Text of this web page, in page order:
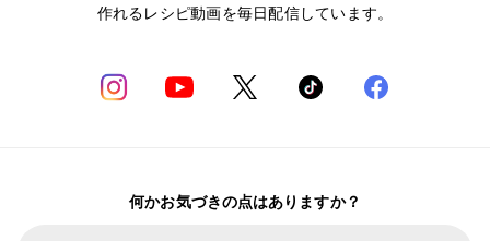
作れるレシピ動画を毎日配信しています。
何かお気づきの点はありますか？